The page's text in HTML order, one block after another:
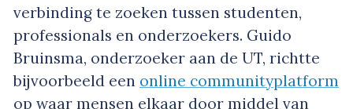
verbinding te zoeken tussen studenten,
professionals en onderzoekers. Guido
Bruinsma, onderzoeker aan de UT, richtte
bijvoorbeeld een online communityplatform
op waar mensen elkaar door middel van